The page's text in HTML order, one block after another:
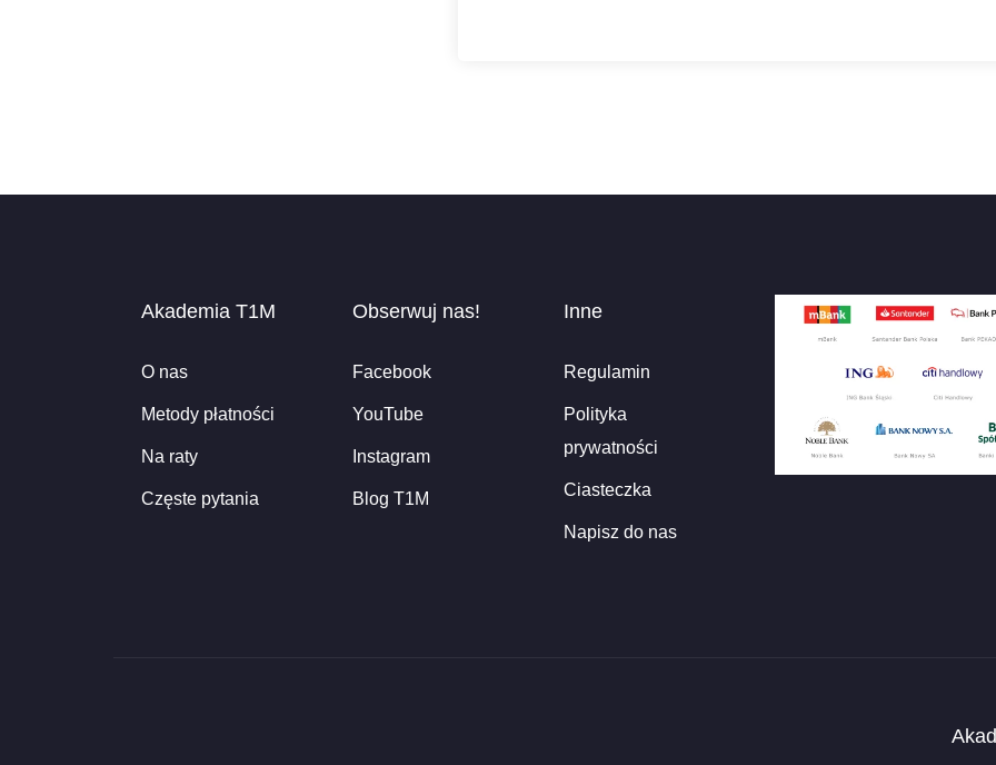
Akademia T1M
O nas
Metody płatności
Na raty
Częste pytania
Obserwuj nas!
Facebook
YouTube
Instagram
Blog T1M
Inne
Regulamin
Polityka
prywatności
Ciasteczka
Napisz do nas